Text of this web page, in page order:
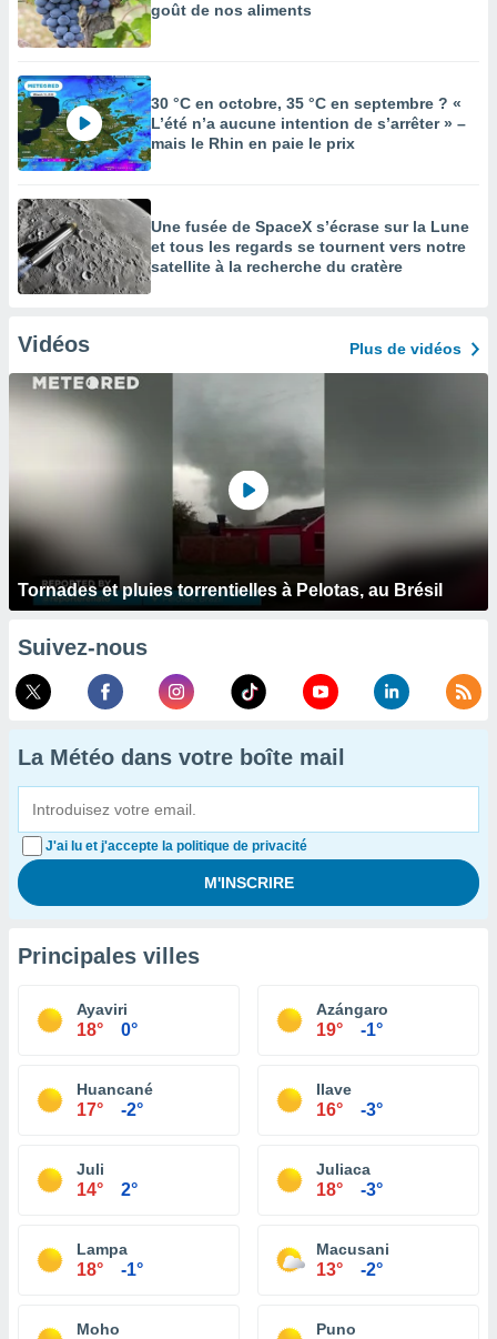
goût de nos aliments
30 °C en octobre, 35 °C en septembre ? «
L’été n’a aucune intention de s’arrêter » –
mais le Rhin en paie le prix
Une fusée de SpaceX s’écrase sur la Lune
et tous les regards se tournent vers notre
satellite à la recherche du cratère
Vidéos Plus de vidéos
Tornades et pluies torrentielles à Pelotas, au Brésil
Suivez-nous
La Météo dans votre boîte mail
J'ai lu et j'accepte la politique de privacité
Principales villes
Ayaviri
18° 0°
Azángaro
19° -1°
Huancané
17° -2°
Ilave
16° -3°
Juli
14° 2°
Juliaca
18° -3°
Lampa
18° -1°
Macusani
13° -2°
Moho Puno